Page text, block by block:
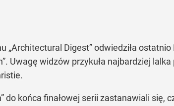
„Architectural Digest”odwiedziła
. Uwagę widzów przykuła najbardziej
do końca finałowej serii zastanawiali się,